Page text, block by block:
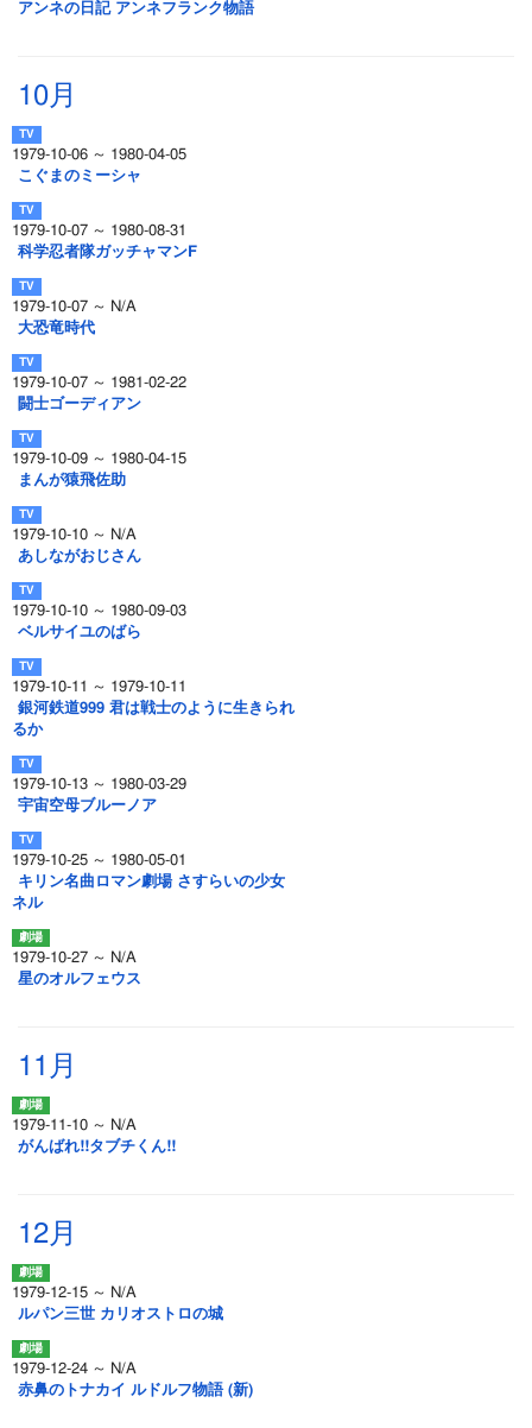
アンネの日記 アンネフランク物語
10月
1979-10-06 ～ 1980-04-05
こぐまのミーシャ
1979-10-07 ～ 1980-08-31
科学忍者隊ガッチャマンF
1979-10-07 ～ N/A
大恐竜時代
1979-10-07 ～ 1981-02-22
闘士ゴーディアン
1979-10-09 ～ 1980-04-15
まんが猿飛佐助
1979-10-10 ～ N/A
あしながおじさん
1979-10-10 ～ 1980-09-03
ベルサイユのばら
1979-10-11 ～ 1979-10-11
銀河鉄道999 君は戦士のように生きられ
るか
1979-10-13 ～ 1980-03-29
宇宙空母ブルーノア
1979-10-25 ～ 1980-05-01
キリン名曲ロマン劇場 さすらいの少女
ネル
1979-10-27 ～ N/A
星のオルフェウス
11月
1979-11-10 ～ N/A
がんばれ!!タブチくん!!
12月
1979-12-15 ～ N/A
ルパン三世 カリオストロの城
1979-12-24 ～ N/A
赤鼻のトナカイ ルドルフ物語 (新)